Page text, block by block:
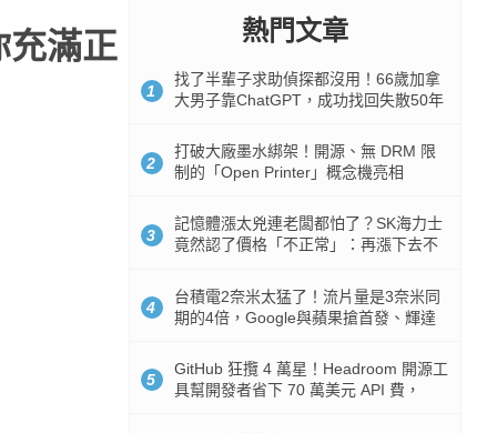
充滿正
熱門文章
1
找了半輩子求助偵探都沒用！66歲加拿
大男子靠ChatGPT，成功找回失散50年
2
打破大廠墨水綁架！開源、無 DRM 限
制的「Open Printer」概念機亮相
3
記憶體漲太兇連老闆都怕了？SK海力士
竟然認了價格「不正常」：再漲下去不
4
台積電2奈米太猛了！流片量是3奈米同
期的4倍，Google與蘋果搶首發、輝達
5
GitHub 狂攬 4 萬星！Headroom 開源工
具幫開發者省下 70 萬美元 API 費，